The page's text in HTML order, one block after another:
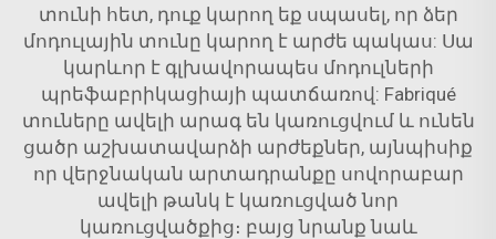
տունի հետ, դուք կարող եք սպասել, որ ձեր
մոդուլային տունը կարող է արժե պակաս: Սա
կարևոր է գլխավորապես մոդուլների
պրեֆաբրիկացիայի պատճառով: Fabriqué
տուները ավելի արագ են կառուցվում և ունեն
ցածր աշխատավարձի արժեքներ, այնպիսիք
որ վերջնական արտադրանքը սովորաբար
ավելի թանկ է կառուցված նոր
կառուցվածքից։ բայց նրանք նաև